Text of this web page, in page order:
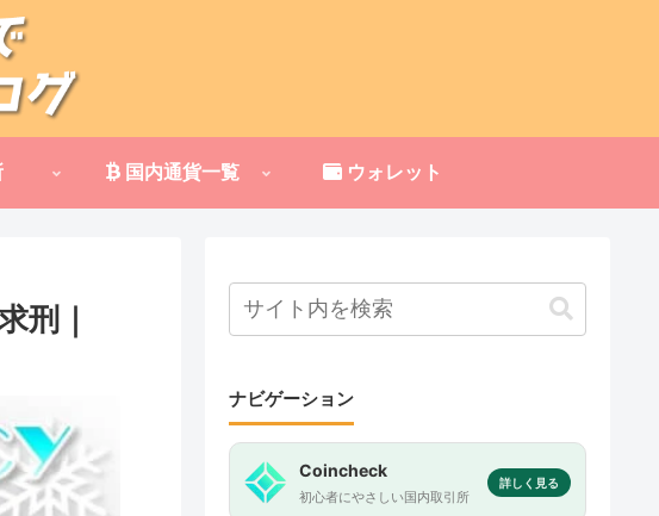
国内通貨一覧 ウォレット
刑｜
ナビゲーション
Coincheck
初心者にやさしい国内取引所
詳しく見る